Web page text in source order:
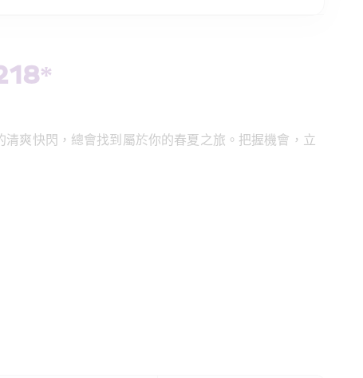
爽快閃，總會找到屬於你的春夏之旅。把握機會，立